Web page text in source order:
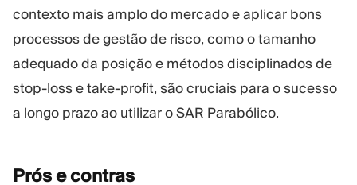
contexto mais amplo do mercado e aplicar bons
processos de gestão de risco, como o tamanho
adequado da posição e métodos disciplinados de
stop-loss e take-profit, são cruciais para o sucesso
a longo prazo ao utilizar o SAR Parabólico.
Prós econtras